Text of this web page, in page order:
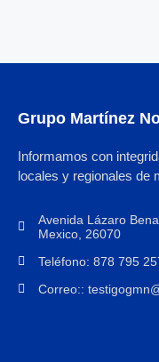
Grupo Martínez
Informamos con
locales y regionales de
Avenida Lázaro
Mexico, 26070
Teléfono: 878 795
Correo::